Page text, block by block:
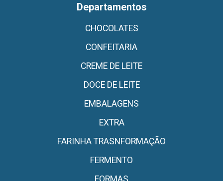
Departamentos
CHOCOLATES
CONFEITARIA
CREME DE LEITE
DOCE DE LEITE
EMBALAGENS
EXTRA
FARINHA TRASNFORMAÇÃO
FERMENTO
FORMAS